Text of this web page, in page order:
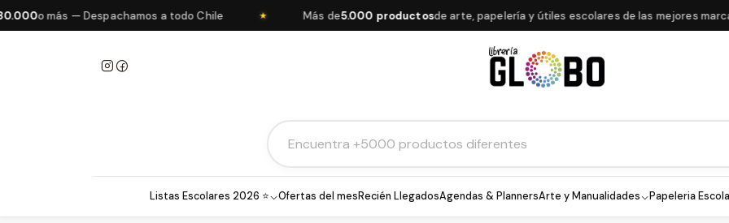
más — Despachamos a todo Chile ★ Más de 5.000 productosde arte, papelería y útiles escolares de las mejores marcas
Listas Escolares 2026 ⭐ Ofertas del mesRecién LlegadosAgendas & PlannersArte y Manualidades Papeleria